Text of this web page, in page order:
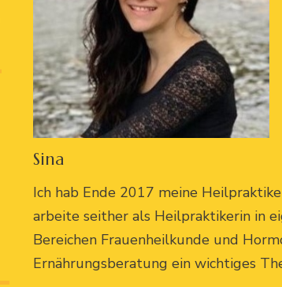
Sina
Ich hab Ende 2017 meine
arbeite seither als Heilpraktikerin in
Bereichen Frauenheilkunde und
Ernährungsberatung ein wichtiges